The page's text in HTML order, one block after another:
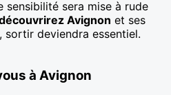
sensibilité sera mise à rude
Avignon et ses
sortir deviendra essentiel.
à Avignon